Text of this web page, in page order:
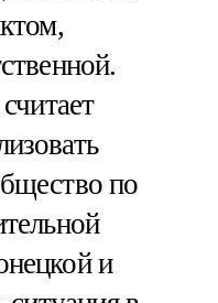
по
и